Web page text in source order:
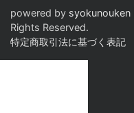
powered by syokunouken
Rights Reserved.
特定商取引法に基づく表記